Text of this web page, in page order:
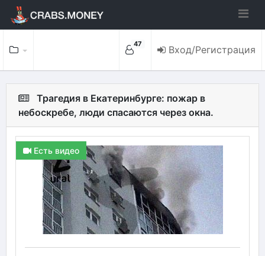
47 Вход/Регистрация
Трагедия в Екатеринбурге: пожар в
небоскребе, люди спасаются через окна.
Есть видео